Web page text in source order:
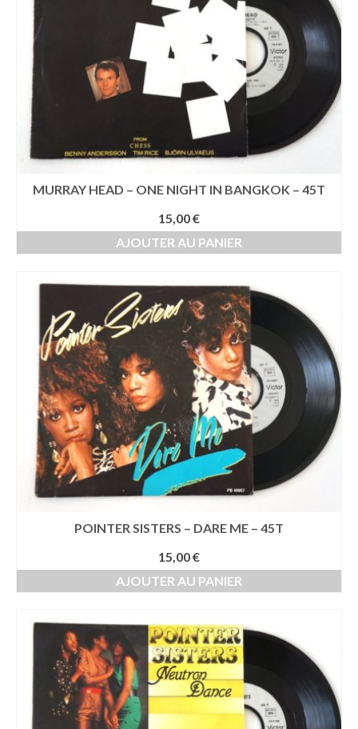
MURRAY HEAD – ONE NIGHT IN BANGKOK – 45T
15,00€
AJOUTER AU PANIER
POINTER SISTERS – DARE ME – 45T
15,00€
AJOUTER AU PANIER